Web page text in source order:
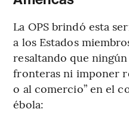
La OPS brindó esta
a los Estados
resaltando que
fronteras ni imponer
o al comercio” en el
ébola: